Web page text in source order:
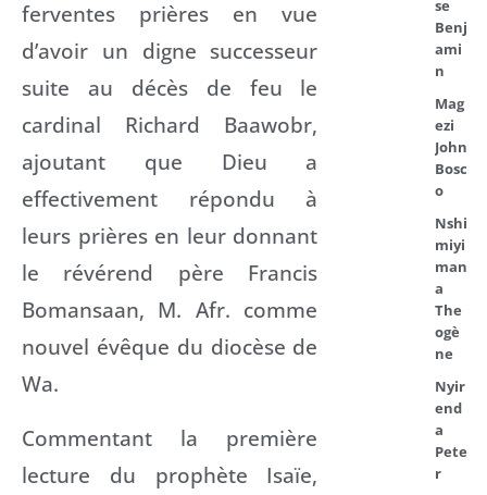
ferventes prières en vue
d’avoir un digne successeur
suite au décès de feu le
cardinal Richard Baawobr,
ajoutant que Dieu a
effectivement répondu à
leurs prières en leur donnant
le révérend père Francis
Bomansaan, M. Afr. comme
nouvel évêque du diocèse de
Wa.
Commentant la première
lecture du prophète Isaïe,
se
Benj
ami
n
Mag
ezi
John
Bosc
o
Nshi
miyi
man
a
The
ogè
ne
Nyir
end
a
Pete
r